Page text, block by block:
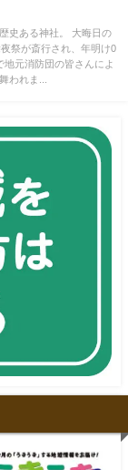
史ある神社。 大晦日の
祭が斎行され、年明け0
地元消防団の皆さんによ
われま...